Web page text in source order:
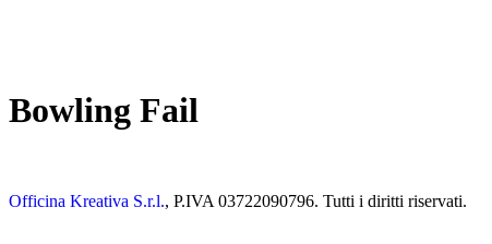
Bowling Fail
Officina Kreativa S.r.l., P.IVA 03722090796. Tutti i diritti riservati.